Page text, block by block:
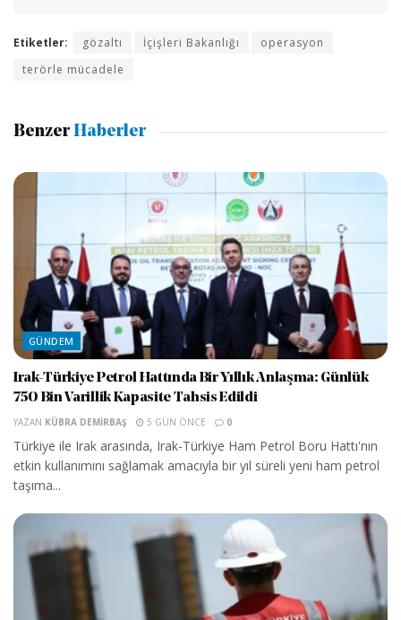
Etiketler: gözaltı İçişleri Bakanlığı
operasyon
terörle mücadele
Benzer Haberler
GÜNDEM
Irak-Türkiye Petrol Hattında Bir Yıllık Anlaşma: Günlük
750 Bin Varillik Kapasite Tahsis Edildi
YAZAN KÜBRA DEMIRBAŞ 5 GÜN ÖNCE 0
Türkiye ile Irak arasında, Irak-Türkiye Ham Petrol Boru Hattı'nın
etkin kullanımını sağlamak amacıyla bir yıl süreli yeni ham petrol
taşıma...